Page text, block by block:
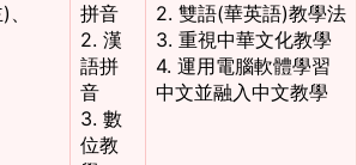
拼音
2. 漢
語拼
音
3. 數
位教
2. 雙語(華英語)教學法
3. 重視中華文化教學
4. 運用電腦軟體學習
中文並融入中文教學